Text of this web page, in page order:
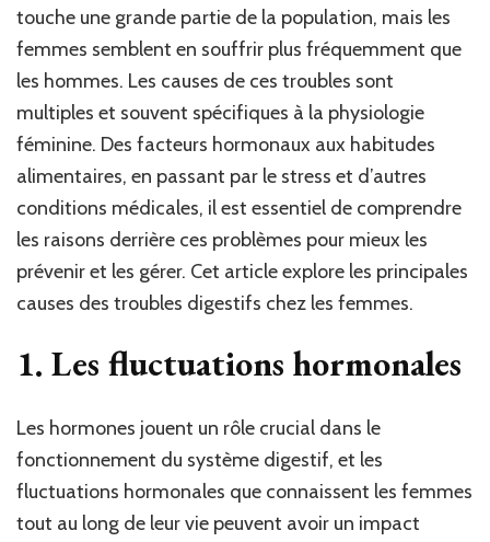
touche une grande partie de la population, mais les
femmes semblent en souffrir plus fréquemment que
les hommes. Les causes de ces troubles sont
multiples et souvent spécifiques à la physiologie
féminine. Des facteurs hormonaux aux habitudes
alimentaires, en passant par le stress et d’autres
conditions médicales, il est essentiel de comprendre
les raisons derrière ces problèmes pour mieux les
prévenir et les gérer. Cet article explore les principales
causes des troubles digestifs chez les femmes.
1. Les fluctuations hormonales
Les hormones jouent un rôle crucial dans le
fonctionnement du système digestif, et les
fluctuations hormonales que connaissent les femmes
tout au long de leur vie peuvent avoir un impact